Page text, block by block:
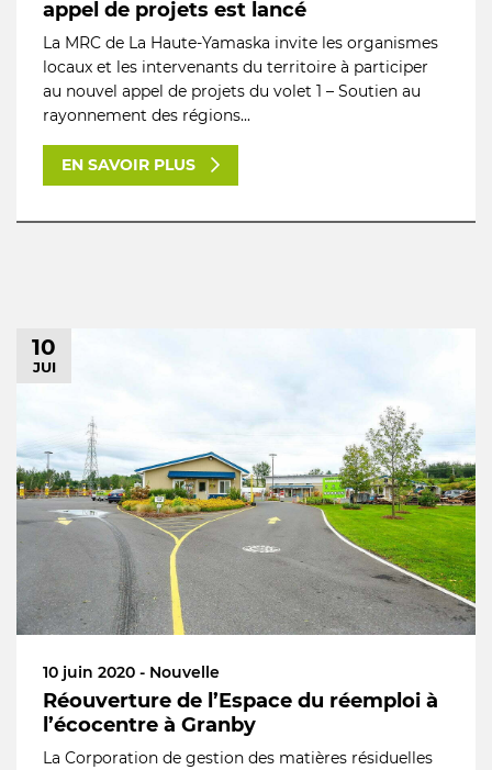
appel de projets est lancé
La MRC de La Haute-Yamaska invite les organismes
locaux et les intervenants du territoire à participer
au nouvel appel de projets du volet 1 – Soutien au
rayonnement des régions...
EN SAVOIR PLUS
10
JUI
10 juin 2020 - Nouvelle
Réouverture de l’Espace du réemploi à
l’écocentre à Granby
La Corporation de gestion des matières résiduelles